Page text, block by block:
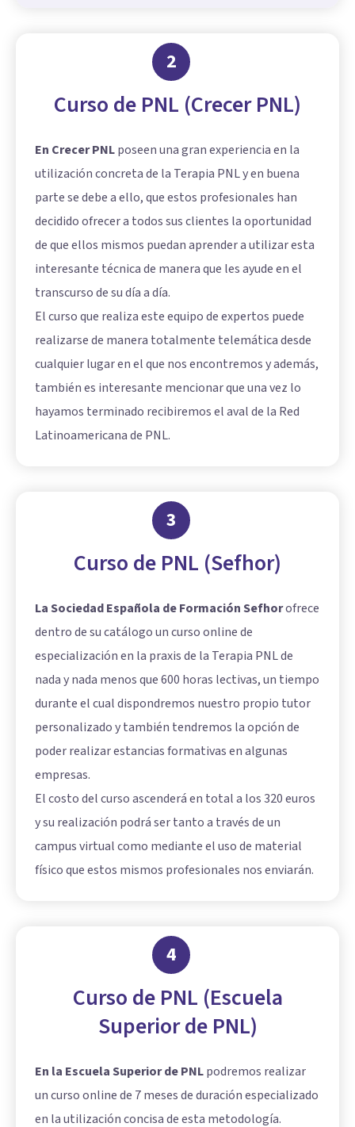
2
Curso de PNL (Crecer PNL)
En Crecer PNLposeen una gran experiencia en la
utilización concreta de la Terapia PNL y en buena
parte se debe a ello, que estos profesionales han
decidido ofrecer a todos sus clientes la oportunidad
de que ellos mismos puedan aprender a utilizar esta
interesante técnica de manera que les ayude en el
transcurso de su día a día.
El curso que realiza este equipo de expertos puede
realizarse de manera totalmente telemática desde
cualquier lugar en el que nos encontremos y además,
también es interesante mencionar que una vez lo
hayamos terminado recibiremos el aval de la Red
Latinoamericana de PNL.
3
Curso de PNL (Sefhor)
La Sociedad Española de Formación Sefhorofrece
dentro de su catálogo un curso online de
especialización en la praxis de la Terapia PNL de
nada y nada menos que 600 horas lectivas, un tiempo
durante el cual dispondremos nuestro propio tutor
personalizado y también tendremos la opción de
poder realizar estancias formativas en algunas
empresas.
El costo del curso ascenderá en total a los 320 euros
y su realización podrá ser tanto a través de un
campus virtual como mediante el uso de material
físico que estos mismos profesionales nos enviarán.
4
Curso de PNL (Escuela
Superior de PNL)
En la Escuela Superior de PNLpodremos realizar
un curso online de 7 meses de duración especializado
en la utilización concisa de esta metodología.